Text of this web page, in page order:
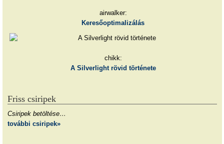
airwalker:
Keresőoptimalizálás
chikk:
A Silverlight rövid története
Friss csiripek
Csiripek betöltése…
további csiripek»